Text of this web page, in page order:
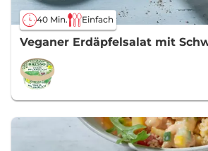
40 Min. Einfach
Veganer Erdäpfelsalat mit